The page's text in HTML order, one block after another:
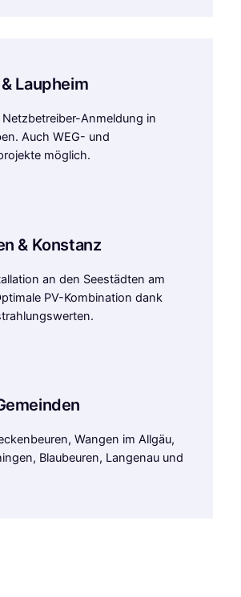
Laupheim
Anmeldung in
Auch WEG- und
möglich.
& Konstanz
an den Seestädten am
PV-Kombination dank
Wangen im Allgäu,
Blaubeuren, Langenau und